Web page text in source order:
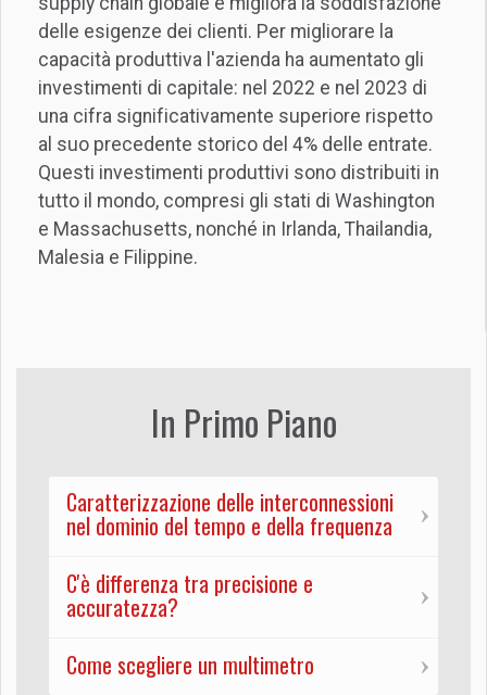
delle esigenze dei clienti. Per migliorare la
capacità produttiva l'azienda ha aumentato gli
investimenti di capitale: nel 2022 e nel 2023 di
una cifra significativamente superiore rispetto
al suo precedente storico del 4% delle entrate.
Questi investimenti produttivi sono distribuiti in
tutto il mondo, compresi gli stati di Washington
e Massachusetts, nonché in Irlanda, Thailandia,
Malesia e Filippine.
In Primo Piano
Caratterizzazione delle interconnessioni
nel dominio del tempo e della frequenza
C'è differenza tra precisione e
accuratezza?
Come scegliere un multimetro